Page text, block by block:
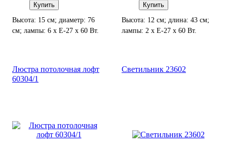
Купить
Высота: 15 см; диаметр: 76
см; лампы: 6 х Е-27 х 60 Вт.
Купить
Высота: 12 см; длина: 43 см;
лампы: 2 х Е-27 х 60 Вт.
Люстра потолочная лофт
60304/1
Светильник 23602